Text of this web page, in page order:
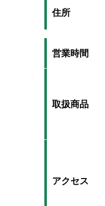
住所
営業時間
取扱商品
アクセス